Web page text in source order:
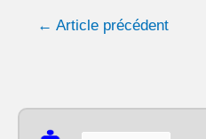
← Article précédent